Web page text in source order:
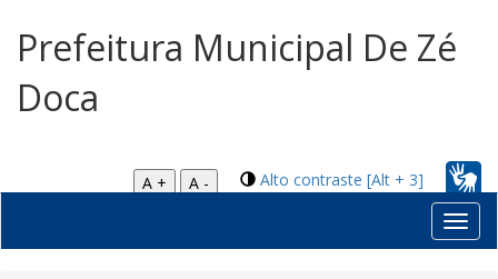
Prefeitura Municipal De Zé
Doca
Alto contraste [Alt + 3]
A +
A -